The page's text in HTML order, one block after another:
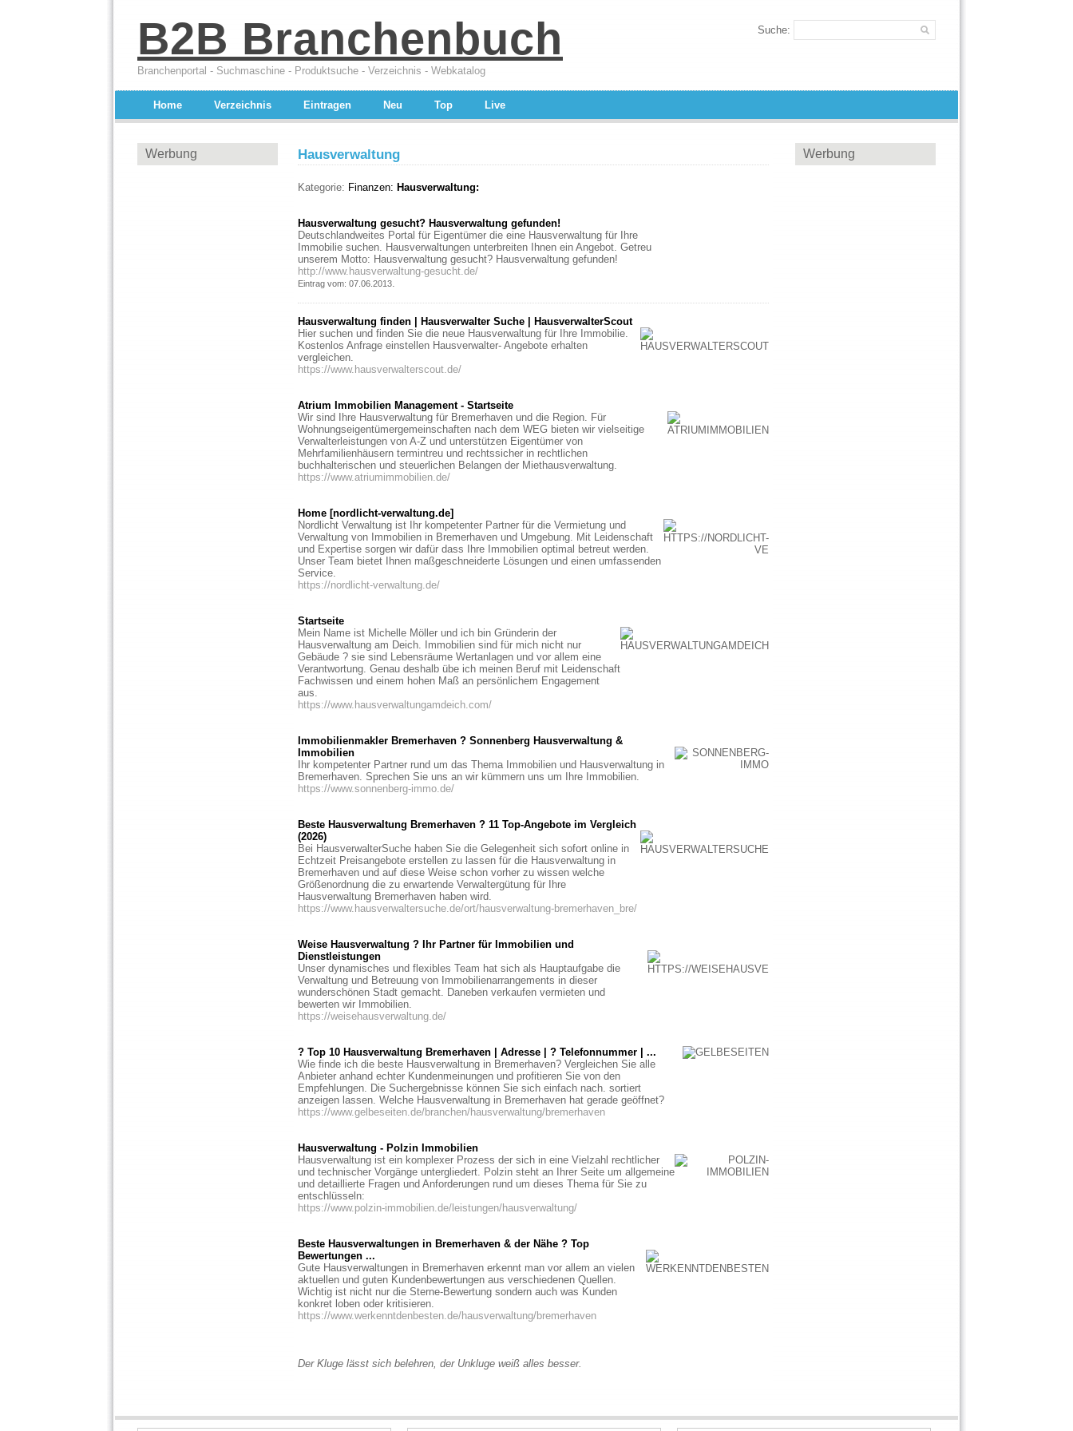
B2B Branchenbuch
Branchenportal - Suchmaschine - Produktsuche - Verzeichnis - Webkatalog
Suche:
Home Verzeichnis Eintragen Neu Top Live
Werbung Hausverwaltung
Kategorie: Finanzen: Hausverwaltung:
Hausverwaltung gesucht? Hausverwaltung gefunden!
Deutschlandweites Portal für Eigentümer die eine Hausverwaltung für Ihre
Immobilie suchen. Hausverwaltungen unterbreiten Ihnen ein Angebot. Getreu
unserem Motto: Hausverwaltung gesucht? Hausverwaltung gefunden!
http://www.hausverwaltung-gesucht.de/
Eintrag vom: 07.06.2013.
Hausverwaltung finden | Hausverwalter Suche | HausverwalterScout
Hier suchen und finden Sie die neue Hausverwaltung für Ihre Immobilie.
Kostenlos Anfrage einstellen Hausverwalter- Angebote erhalten
vergleichen.
https://www.hausverwalterscout.de/
Atrium Immobilien Management - Startseite
Wir sind Ihre Hausverwaltung für Bremerhaven und die Region. Für
Wohnungseigentümergemeinschaften nach dem WEG bieten wir vielseitige
Verwalterleistungen von A-Z und unterstützen Eigentümer von
Mehrfamilienhäusern termintreu und rechtssicher in rechtlichen
buchhalterischen und steuerlichen Belangen der Miethausverwaltung.
https://www.atriumimmobilien.de/
Home [nordlicht-verwaltung.de]
Nordlicht Verwaltung ist Ihr kompetenter Partner für die Vermietung und
Verwaltung von Immobilien in Bremerhaven und Umgebung. Mit Leidenschaft
und Expertise sorgen wir dafür dass Ihre Immobilien optimal betreut werden.
Unser Team bietet Ihnen maßgeschneiderte Lösungen und einen umfassenden
Service.
https://nordlicht-verwaltung.de/
Startseite
Mein Name ist Michelle Möller und ich bin Gründerin der
Hausverwaltung am Deich. Immobilien sind für mich nicht nur
Gebäude ? sie sind Lebensräume Wertanlagen und vor allem eine
Verantwortung. Genau deshalb übe ich meinen Beruf mit Leidenschaft
Fachwissen und einem hohen Maß an persönlichem Engagement
aus.
https://www.hausverwaltungamdeich.com/
Immobilienmakler Bremerhaven ? Sonnenberg Hausverwaltung &
Immobilien
Ihr kompetenter Partner rund um das Thema Immobilien und Hausverwaltung in
Bremerhaven. Sprechen Sie uns an wir kümmern uns um Ihre Immobilien.
https://www.sonnenberg-immo.de/
Beste Hausverwaltung Bremerhaven ? 11 Top-Angebote im Vergleich
(2026)
Bei HausverwalterSuche haben Sie die Gelegenheit sich sofort online in
Echtzeit Preisangebote erstellen zu lassen für die Hausverwaltung in
Bremerhaven und auf diese Weise schon vorher zu wissen welche
Größenordnung die zu erwartende Verwaltergütung für Ihre
Hausverwaltung Bremerhaven haben wird.
https://www.hausverwaltersuche.de/ort/hausverwaltung-bremerhaven_bre/
Weise Hausverwaltung ? Ihr Partner für Immobilien und
Dienstleistungen
Unser dynamisches und flexibles Team hat sich als Hauptaufgabe die
Verwaltung und Betreuung von Immobilienarrangements in dieser
wunderschönen Stadt gemacht. Daneben verkaufen vermieten und
bewerten wir Immobilien.
https://weisehausverwaltung.de/
? Top 10 Hausverwaltung Bremerhaven | Adresse | ? Telefonnummer | ...
Wie finde ich die beste Hausverwaltung in Bremerhaven? Vergleichen Sie alle
Anbieter anhand echter Kundenmeinungen und profitieren Sie von den
Empfehlungen. Die Suchergebnisse können Sie sich einfach nach. sortiert
anzeigen lassen. Welche Hausverwaltung in Bremerhaven hat gerade geöffnet?
https://www.gelbeseiten.de/branchen/hausverwaltung/bremerhaven
Hausverwaltung - Polzin Immobilien
Hausverwaltung ist ein komplexer Prozess der sich in eine Vielzahl rechtlicher
und technischer Vorgänge untergliedert. Polzin steht an Ihrer Seite um allgemeine
und detaillierte Fragen und Anforderungen rund um dieses Thema für Sie zu
entschlüsseln:
https://www.polzin-immobilien.de/leistungen/hausverwaltung/
Beste Hausverwaltungen in Bremerhaven & der Nähe ? Top
Bewertungen ...
Gute Hausverwaltungen in Bremerhaven erkennt man vor allem an vielen
aktuellen und guten Kundenbewertungen aus verschiedenen Quellen.
Wichtig ist nicht nur die Sterne-Bewertung sondern auch was Kunden
konkret loben oder kritisieren.
https://www.werkenntdenbesten.de/hausverwaltung/bremerhaven
Der Kluge lässt sich belehren, der Unkluge weiß alles besser.
Werbung